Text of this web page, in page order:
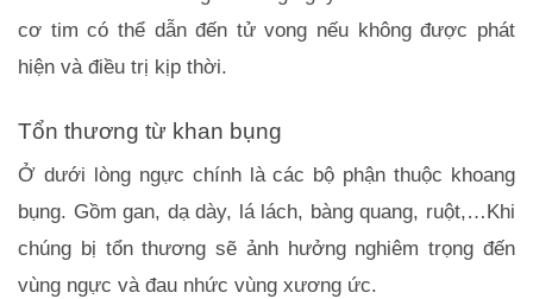
cơ tim có thể dẫn đến tử vong nếu không được phát
hiện và điều trị kịp thời.
Tổn thương từ khan bụng
Ở dưới lòng ngực chính là các bộ phận thuộc khoang
bụng. Gồm gan, dạ dày, lá lách, bàng quang, ruột,…Khi
chúng bị tổn thương sẽ ảnh hưởng nghiêm trọng đến
vùng ngực và đau nhức vùng xương ức.